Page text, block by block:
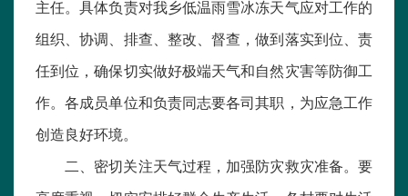
主任。具体负责对我乡低温雨雪冰冻天气应对工作的
组织、协调、排查、整改、督查，做到落实到位、责
任到位，确保切实做好极端天气和自然灾害等防御工
作。各成员单位和负责同志要各司其职，为应急工作
创造良好环境。
二、密切关注天气过程，加强防灾救灾准备。要